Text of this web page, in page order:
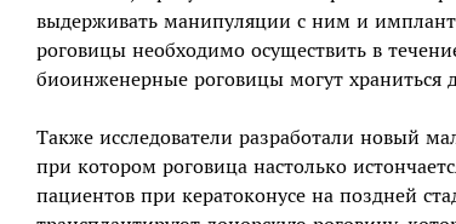
выдерживать манипуляции с ним и
роговицы необходимо осуществить в
биоинженерные роговицы могут храниться
Также исследователи разработали новый
при котором роговица настолько
пациентов при кератоконусе на поздней